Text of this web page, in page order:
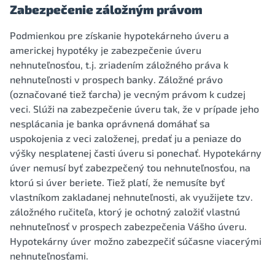
Zabezpečenie záložným právom
Podmienkou pre získanie hypotekárneho úveru a
americkej hypotéky je zabezpečenie úveru
nehnuteľnosťou, t.j. zriadením záložného práva k
nehnuteľnosti v prospech banky. Záložné právo
(označované tiež ťarcha) je vecným právom k cudzej
veci. Slúži na zabezpečenie úveru tak, že v prípade jeho
nesplácania je banka oprávnená domáhať sa
uspokojenia z veci založenej, predať ju a peniaze do
výšky nesplatenej časti úveru si ponechať. Hypotekárny
úver nemusí byť zabezpečený tou nehnuteľnosťou, na
ktorú si úver beriete. Tiež platí, že nemusíte byť
vlastníkom zakladanej nehnuteľnosti, ak využijete tzv.
záložného ručiteľa, ktorý je ochotný založiť vlastnú
nehnuteľnosť v prospech zabezpečenia Vášho úveru.
Hypotekárny úver možno zabezpečiť súčasne viacerými
nehnuteľnosťami.